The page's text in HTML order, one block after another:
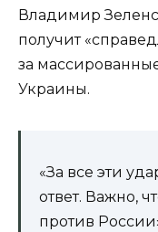
Владимир
получит
за
Украины.
«За все эти
ответ. Важно,
против